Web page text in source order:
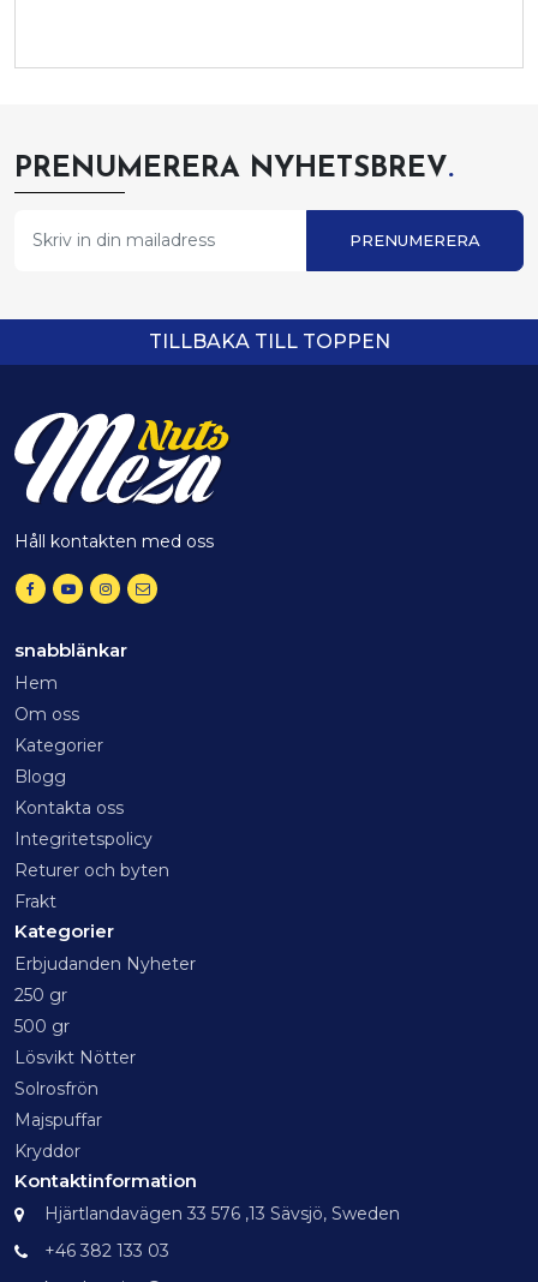
PRENUMERERA NYHETSBREV.
PRENUMERERA
TILLBAKA TILL TOPPEN
Håll kontakten med oss
snabblänkar
Hem
Om oss
Kategorier
Blogg
Kontakta oss
Integritetspolicy
Returer och byten
Frakt
Kategorier
Erbjudanden Nyheter
250 gr
500 gr
Lösvikt Nötter
Solrosfrön
Majspuffar
Kryddor
Kontaktinformation
Hjärtlandavägen 33 576 ,13 Sävsjö, Sweden
+46 382 133 03